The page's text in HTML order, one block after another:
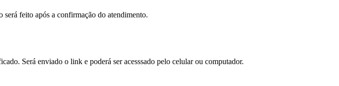
feito após a confirmação do atendimento.
Será enviado o link e poderá ser acesssado pelo celular ou computador.